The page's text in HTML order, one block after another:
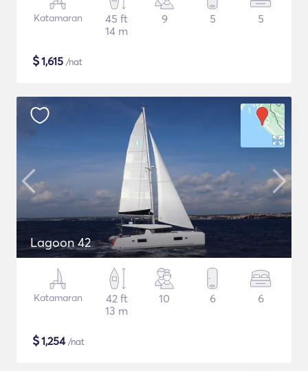
Katamaran
45 ft
14 m
9 5 5
$1,615 /nat
Lagoon 42
Katamaran
42 ft
13 m
10 6 6
$1,254/nat